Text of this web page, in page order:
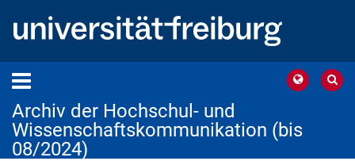
Archiv der Hochschul- und
Wissenschaftskommunikation (bis
08/2024)